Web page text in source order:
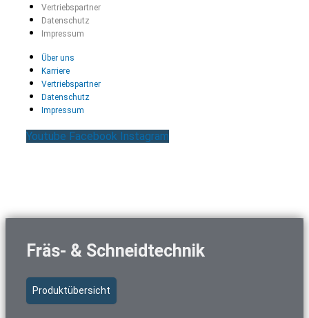
Vertriebspartner
Datenschutz
Impressum
Über uns
Karriere
Vertriebspartner
Datenschutz
Impressum
Youtube Facebook Instagram
Fräs- & Schneidtechnik
Produktübersicht